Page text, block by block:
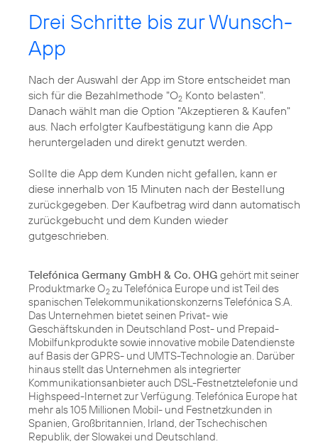
Drei Schritte bis zur Wunsch-
App
Nach der Auswahl der App im Store entscheidet man
sich für die Bezahlmethode "O2 Konto belasten".
Danach wählt man die Option "Akzeptieren & Kaufen"
aus. Nach erfolgter Kaufbestätigung kann die App
heruntergeladen und direkt genutzt werden.
Sollte die App dem Kunden nicht gefallen, kann er
diese innerhalb von 15 Minuten nach der Bestellung
zurückgegeben. Der Kaufbetrag wird dann automatisch
zurückgebucht und dem Kunden wieder
gutgeschrieben.
Telefónica Germany GmbH & Co. OHG gehört mit seiner
Produktmarke O2 zu Telefónica Europe und ist Teil des
spanischen Telekommunikationskonzerns Telefónica S.A.
Das Unternehmen bietet seinen Privat- wie
Geschäftskunden in Deutschland Post- und Prepaid-
Mobilfunkprodukte sowie innovative mobile Datendienste
auf Basis der GPRS- und UMTS-Technologie an. Darüber
hinaus stellt das Unternehmen als integrierter
Kommunikationsanbieter auch DSL-Festnetztelefonie und
Highspeed-Internet zur Verfügung. Telefónica Europe hat
mehr als 105 Millionen Mobil- und Festnetzkunden in
Spanien, Großbritannien, Irland, der Tschechischen
Republik, der Slowakei und Deutschland.